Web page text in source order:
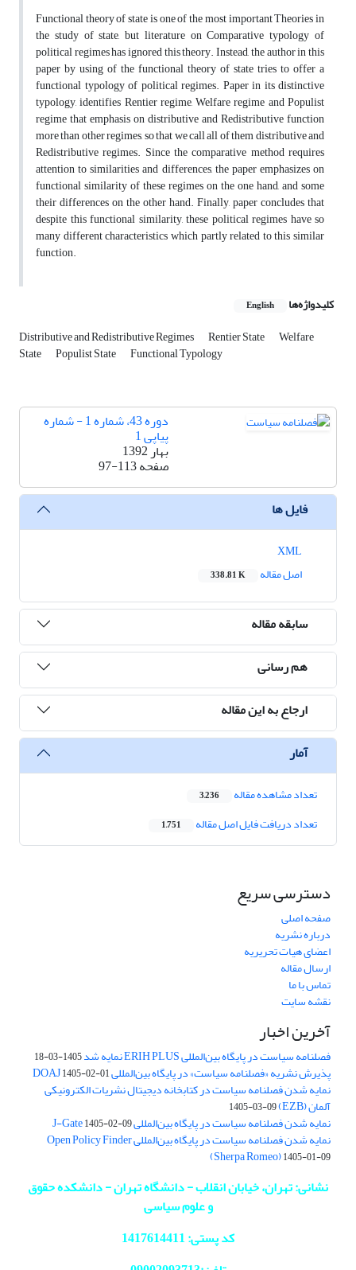
Functional theory of state is one of the most important Theories in
the study of state, but literature on Comparative typology of
political regimes has ignored this theory. Instead, the author in this
paper by using of the functional theory of state tries to offer a
functional typology of political regimes. Paper in its distinctive
typology, identifies Rentier regime, Welfare regime and Populist
regime that emphasis on distributive and Redistributive function
more than other regimes, so that we call all of them distributive and
Redistributive regimes. Since the comparative method requires
attention to similarities and differences, the paper emphasizes on
functional similarity of these regimes on the one hand, and some
their differences on the other hand. Finally, paper concludes that
despite this functional similarity, these political regimes have so
many different characteristics which partly related to this similar
function.
کلیدواژه‌ها English
Distributive and Redistributive Regimes Rentier State Welfare
State Populist State Functional Typology
دوره 43، شماره 1 - شماره
پیاپی 1
بهار 1392
صفحه97-113
فایل ها
اصل مقاله
338.81 K
سابقه مقاله
هم رسانی
ارجاع به این مقاله
آمار
تعداد مشاهده مقاله 3,236
تعداد دریافت فایل اصل مقاله 1,751
دسترسی سریع
صفحه اصلی
درباره نشریه
اعضای هیات تحریریه
ارسال مقاله
تماس با ما
نقشه سایت
آخرین اخبار
فصلنامه سیاست در پایگاه بین‌المللی ERIH PLUS نمایه شد 1405-03-18
پذیرش نشریه «فصلنامه سیاست» در پایگاه بین‌المللی DOAJ1405-02-01
نمایه شدن فصلنامه سیاست در کتابخانه دیجیتال نشریات الکترونیکی
آلمان (EZB) 1405-03-09
نمایه شدن فصلنامه سیاست در پایگاه بین‌المللی J-Gate1405-02-09
نمایه شدن فصلنامه سیاست در پایگاه بین‌المللی Open Policy Finder
(Sherpa Romeo)1405-01-09
نشانی: تهران، خیابان انقلاب - دانشگاه تهران - دانشکده حقوق
و علوم سیاسی
کد پستی: 1417614411